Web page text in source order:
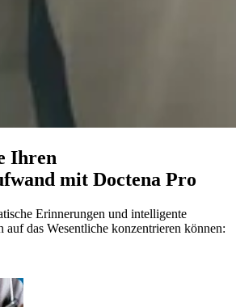
Ihren
mit Doctena Pro
Erinnerungen und intelligente
auf das Wesentliche konzentrieren können: